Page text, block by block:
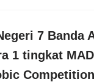
7 Banda
1 tingkat